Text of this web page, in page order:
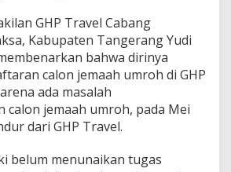
GHP Travel Cabang
Kabupaten Tangerang Yudi
bahwa dirinya
calon jemaah umroh di GHP
ada masalah
calon jemaah umroh, pada Mei
dari GHP Travel.
belum menunaikan tugas